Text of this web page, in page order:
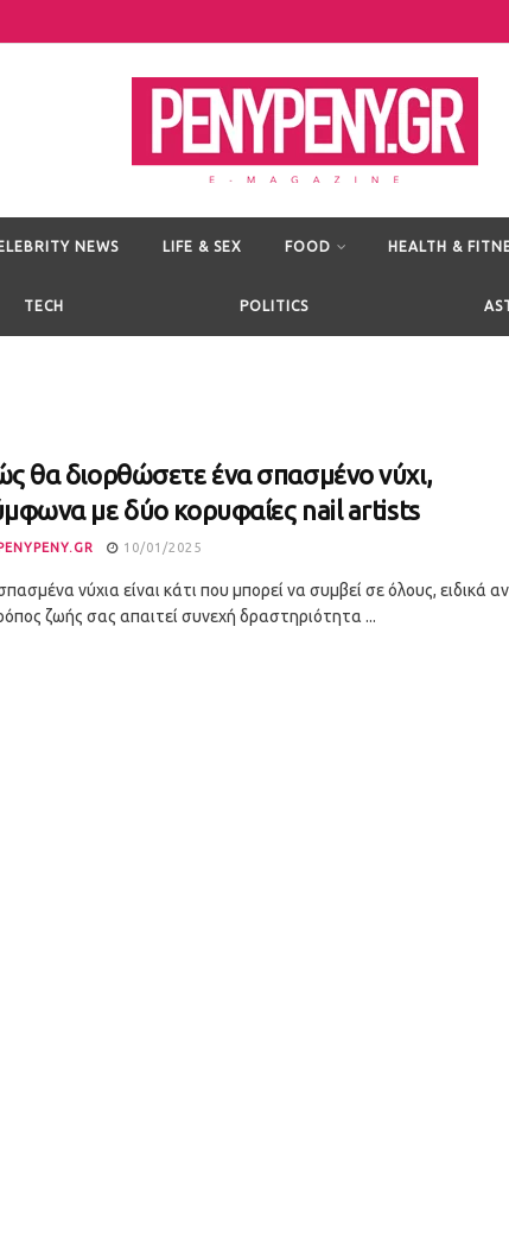
NEWS LIFE & SEX FOOD HEALTH &
TECH POLITICS
θα διορθώσετε ένα σπασμένο νύχι,
με δύο κορυφαίες nail artists
10/01/2025
νύχια είναι κάτι που μπορεί να συμβεί σε όλους, ειδικά αν
ζωής σας απαιτεί συνεχή δραστηριότητα ...